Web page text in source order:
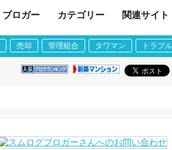
ブロガー カテゴリー 関連サイト
売却 管理組合 タワマン トラブル